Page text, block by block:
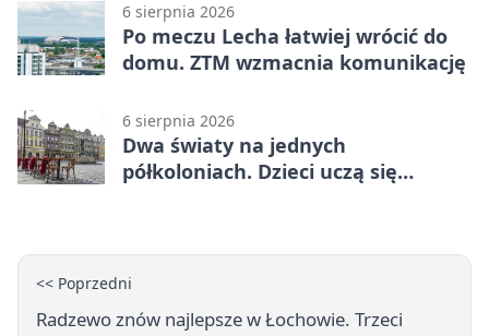
6 sierpnia 2026
Po meczu Lecha łatwiej wrócić do
domu. ZTM wzmacnia komunikację
6 sierpnia 2026
Dwa światy na jednych
półkoloniach. Dzieci uczą się
<< Poprzedni
Radzewo znów najlepsze w Łochowie. Trzeci